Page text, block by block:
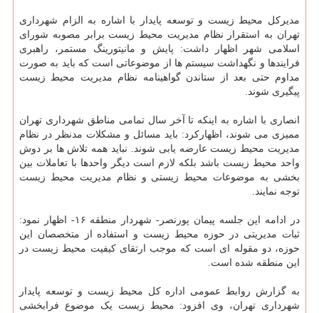
مدیرکل محیط زیست و توسعه پایدار با اشاره به الزام شهرداری
تهران به استقرار نظام مدیریت محیط زیست برابر مصوبه شورای
اسلامی شهر اظهار داشت: پایش و مانیتورینگ مستمر، راهبری
فرایندها و نگهداشت سیستم ها از موضوعاتی است که باید به صورت
مداوم حتی بعد از ستاندن گواهینامه نظام مدیریت محیط زیست
پیگیری شوند.
انصاری با اشاره به اینکه تا آخر سال تمامی مناطق شهرداری تهران
ممیزی می شوند، اظهارکرد: باید مسائل و مشکلات مدنظر در نظام
مدیریت محیط زیست عارضه یابی شوند. نباید همه تلاش ها بر دوش
واحد محیط زیست باشد بلکه لازم است دیگر واحدها با تعاملات بین
بخشی به موضوعات محیط زیستی و نظام مدیریت محیط زیست
توجه نمایند.
در ادامه این جلسه پیمان پورنصر- شهردار منطقه ۱۶- اظهار نمود:
ثبات مدیریتی در حوزه محیط زیست و استفاده از متخصصان این
حوزه، دو مقوله ای است که موجب ارتقای کیفیت محیط زیست در
این منطقه شده است.
به گزارش روابط عمومی اداره کل محیط زیست و توسعه پایدار
شهرداری تهران، وی افزود: محیط زیست یک موضوع فرابخشی